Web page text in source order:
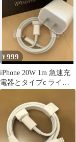
¥999
iPhone 20W 1m 急速充
電器とタイプc ライト
ニングケーブル セッ